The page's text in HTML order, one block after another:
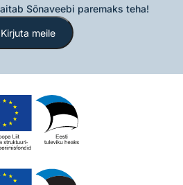
Sõnaveebi paremaks teha!
Kirjuta meile